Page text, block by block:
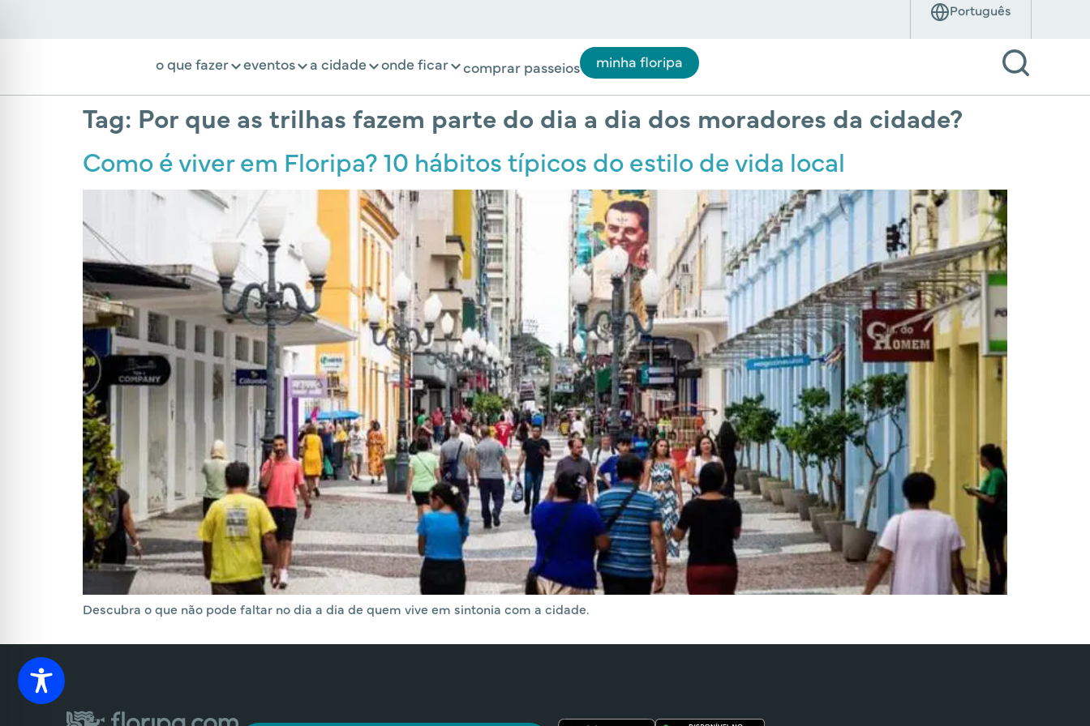
o que fazer eventos a cidade onde ficar comprar passeios minha floripa
Tag: Por que as trilhas fazem parte do dia a dia dos moradores da cidade?
Como é viver em Floripa? 10 hábitos típicos do estilo de vida local
Descubra o que não pode faltar no dia a dia de quem vive em sintonia com a cidade.